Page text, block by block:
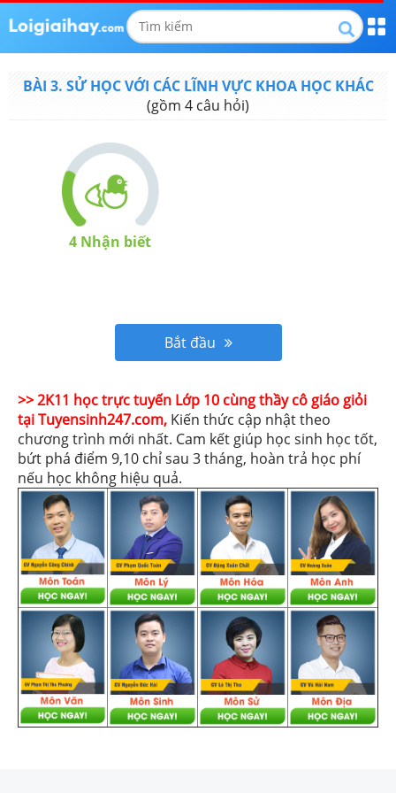
BÀI 3. SỬ HỌC VỚI CÁC LĨNH VỰC KHOA HỌC KHÁC
(gồm 4 câu hỏi)
4 Nhận biết
Bắt đầu
>> 2K11 học trực tuyến Lớp 10 cùng thầy cô giáo giỏi
tại Tuyensinh247.com, Kiến thức cập nhật theo
chương trình mới nhất. Cam kết giúp học sinh học tốt,
bứt phá điểm 9,10 chỉ sau 3 tháng, hoàn trả học phí
nếu học không hiệu quả.